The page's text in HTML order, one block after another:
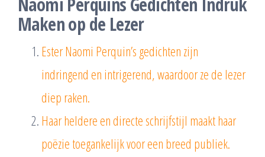
Maken op de Lezer
Ester Naomi Perquin’s gedichten zijn
indringend en intrigerend, waardoor ze de lezer
diep raken.
Haar heldere en directe schrijfstijl maakt haar
poëzie toegankelijk voor een breed publiek.